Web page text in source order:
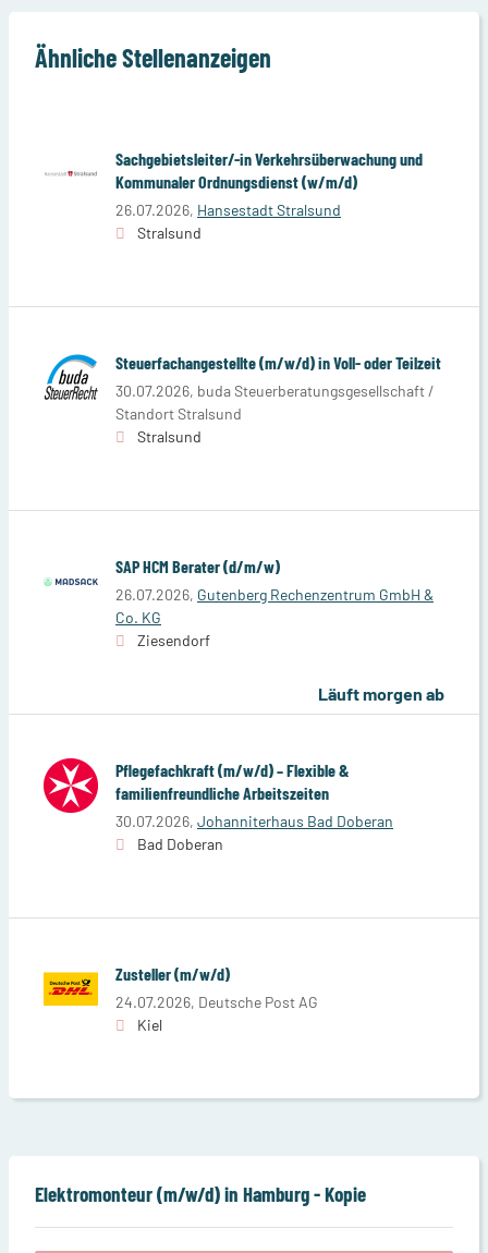
Ähnliche Stellenanzeigen
Sachgebietsleiter/-in Verkehrsüberwachung und
Kommunaler Ordnungsdienst (w/m/d)
26.07.2026, Hansestadt Stralsund
Stralsund
Steuerfachangestellte (m/w/d) in Voll- oder Teilzeit
30.07.2026, buda Steuerberatungsgesellschaft /
Standort Stralsund
Stralsund
SAP HCM Berater (d/m/w)
26.07.2026, Gutenberg Rechenzentrum GmbH &
Co. KG
Ziesendorf
Läuft morgen ab
Pflegefachkraft (m/w/d) – Flexible &
familienfreundliche Arbeitszeiten
30.07.2026, Johanniterhaus Bad Doberan
Bad Doberan
Zusteller (m/w/d)
24.07.2026, Deutsche Post AG
Kiel
Elektromonteur (m/w/d) in Hamburg - Kopie